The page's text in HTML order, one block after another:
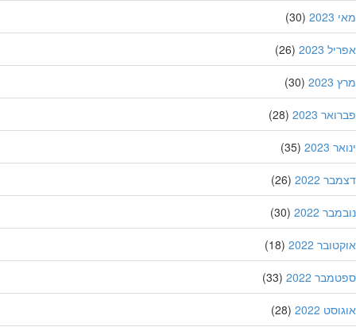
(30)
2023
(26)
(30)
2023
(28)
2023
(35)
2022
(26)
2022
(30)
2022
(18)
2022
(33)
2022
(28)